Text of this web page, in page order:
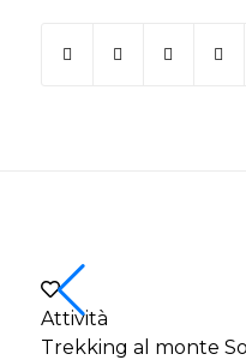
Attività
Trekking al monte